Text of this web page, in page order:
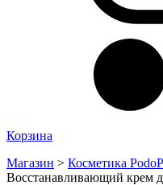
Корзина
Магазин > Косметика
Восстанавливающий крем